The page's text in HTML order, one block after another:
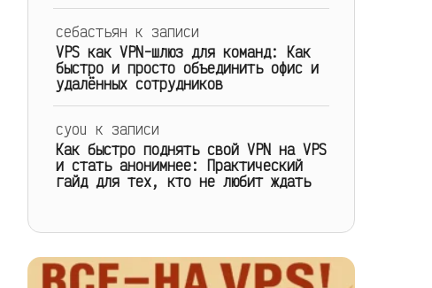
себастьян к записи
VPS как VPN-шлюз для команд: Как
быстро и просто объединить офис и
удалённых сотрудников
cyou к записи
Как быстро поднять свой VPN на VPS
и стать анонимнее: Практический
гайд для тех, кто не любит ждать